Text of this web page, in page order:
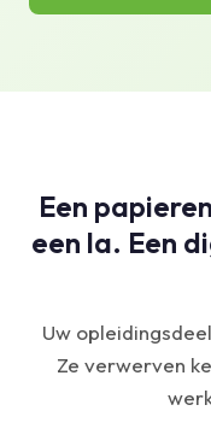
Een
een la. Een
Uw
Ze verwerven